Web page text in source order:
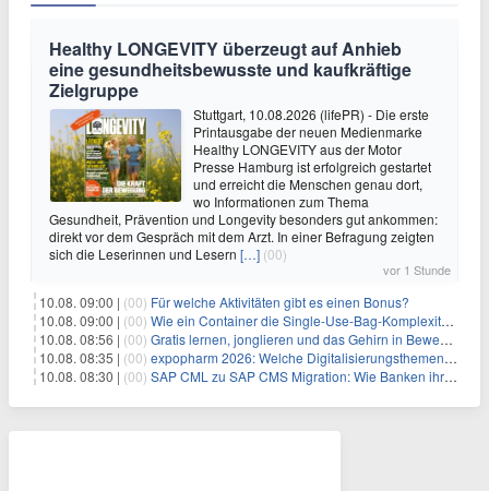
Healthy LONGEVITY überzeugt auf Anhieb
eine gesundheitsbewusste und kaufkräftige
Zielgruppe
Stuttgart, 10.08.2026 (lifePR) - Die erste
Printausgabe der neuen Medienmarke
Healthy LONGEVITY aus der Motor
Presse Hamburg ist erfolgreich gestartet
und erreicht die Menschen genau dort,
wo Informationen zum Thema
Gesundheit, Prävention und Longevity besonders gut ankommen:
direkt vor dem Gespräch mit dem Arzt. In einer Befragung zeigten
sich die Leserinnen und Lesern […] (00)
vor 1 Stunde
10.08. 09:00 | (00) Für welche Aktivitäten gibt es einen Bonus?
10.08. 09:00 | (00) Wie ein Container die Single-Use-Bag-Komplexität reduziert
10.08. 08:56 | (00) Gratis lernen, jonglieren und das Gehirn in Bewegung bringen
10.08. 08:35 | (00) expopharm 2026: Welche Digitalisierungsthemen Apotheken betreffen
10.08. 08:30 | (00) SAP CML zu SAP CMS Migration: Wie Banken ihr Sicherheitenmanagement für SAP S/4HANA modernisieren und regulatorische Anforderungen erfüllen